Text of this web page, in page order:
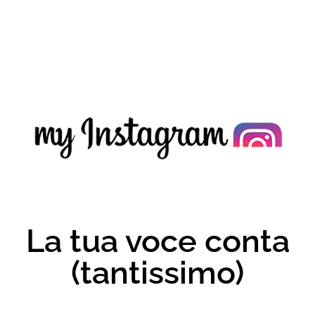
La tua voce conta
(tantissimo)